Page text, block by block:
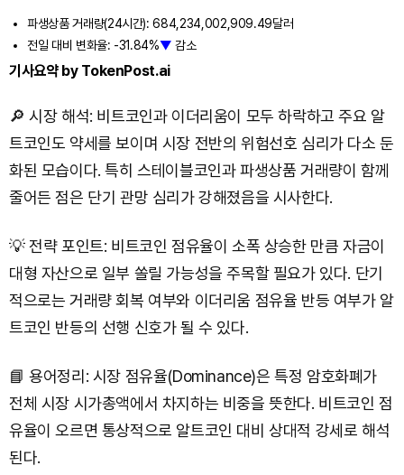
파생상품 거래량(24시간): 684,234,002,909.49달러
전일 대비 변화율: -31.84%▼ 감소
기사요약 by TokenPost.ai
🔎 시장 해석: 비트코인과 이더리움이 모두 하락하고 주요 알
트코인도 약세를 보이며 시장 전반의 위험선호 심리가 다소 둔
화된 모습이다. 특히 스테이블코인과 파생상품 거래량이 함께
줄어든 점은 단기 관망 심리가 강해졌음을 시사한다.
💡 전략 포인트: 비트코인 점유율이 소폭 상승한 만큼 자금이
대형 자산으로 일부 쏠릴 가능성을 주목할 필요가 있다. 단기
적으로는 거래량 회복 여부와 이더리움 점유율 반등 여부가 알
트코인 반등의 선행 신호가 될 수 있다.
📘 용어정리: 시장 점유율(Dominance)은 특정 암호화폐가
전체 시장 시가총액에서 차지하는 비중을 뜻한다. 비트코인 점
유율이 오르면 통상적으로 알트코인 대비 상대적 강세로 해석
된다.